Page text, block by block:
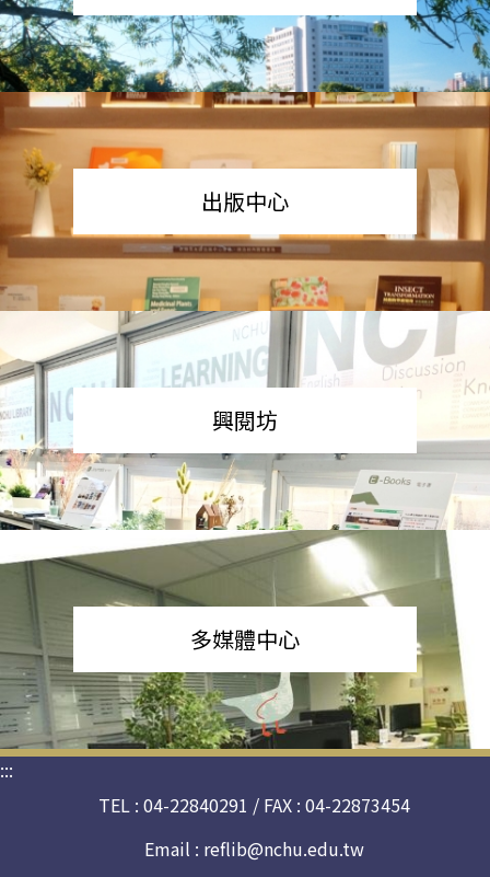
出版中心
興閱坊
多媒體中心
:::
TEL : 04-22840291 / FAX : 04-22873454
Email : reflib@nchu.edu.tw